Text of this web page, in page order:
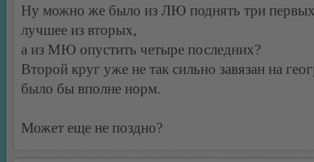
Ну можно же было из ЛЮ поднять три
лучшее из вторых,
а из МЮ опустить четыре последних?
Второй круг уже не так сильно завязан на
было бы вполне норм.
Может еще не поздно?